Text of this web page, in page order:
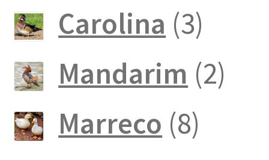
produto
Carolina 33
Mandarim 22
Marreco 88